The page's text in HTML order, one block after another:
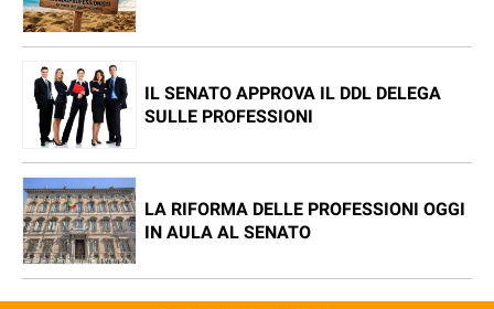
IL SENATO APPROVA IL DDL DELEGA
SULLE PROFESSIONI
LA RIFORMA DELLE PROFESSIONI OGGI
IN AULA AL SENATO